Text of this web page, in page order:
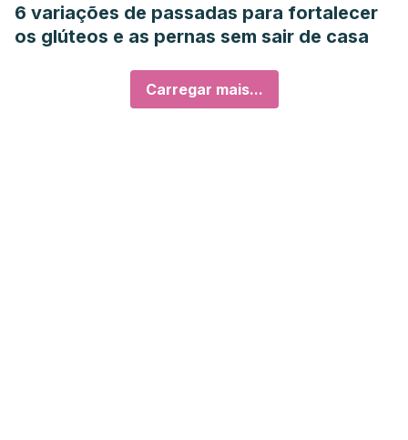
6 variações de passadas para fortalecer
os glúteos e as pernas sem sair de casa
Carregar mais...